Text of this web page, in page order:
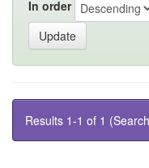
In order
Results 1-1 of 1